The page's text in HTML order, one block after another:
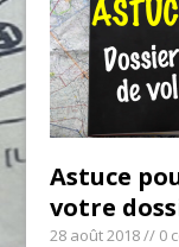
Astuce
votre
28 août 2018// 0